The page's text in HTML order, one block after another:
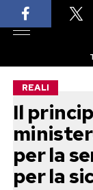
REALI
Il
per la
per la